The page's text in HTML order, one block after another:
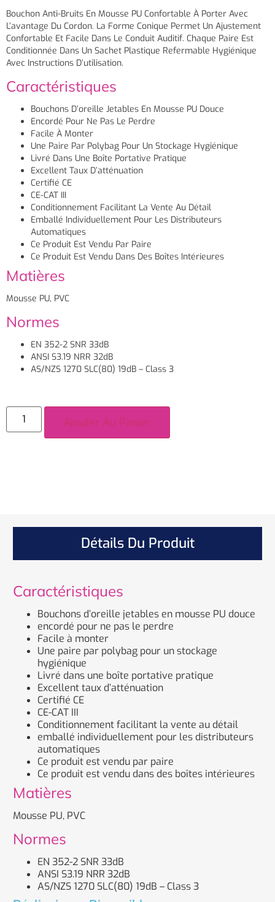
Bouchon Anti-Bruits En Mousse PU Confortable À Porter Avec
L’avantage Du Cordon. La Forme Conique Permet Un Ajustement
Confortable Et Facile Dans Le Conduit Auditif. Chaque Paire Est
Conditionnée Dans Un Sachet Plastique Refermable Hygiénique
Avec Instructions D’utilisation.
Caractéristiques
Bouchons D’oreille Jetables En Mousse PU Douce
Encordé Pour Ne Pas Le Perdre
Facile À Monter
Une Paire Par Polybag Pour Un Stockage Hygiénique
Livré Dans Une Boîte Portative Pratique
Excellent Taux D’atténuation
Certifié CE
CE-CAT III
Conditionnement Facilitant La Vente Au Détail
Emballé Individuellement Pour Les Distributeurs
Automatiques
Ce Produit Est Vendu Par Paire
Ce Produit Est Vendu Dans Des Boîtes Intérieures
Matières
Mousse PU, PVC
Normes
EN 352-2 SNR 33dB
ANSI S3.19 NRR 32dB
AS/NZS 1270 SLC(80) 19dB – Class 3
Ajouter Au Panier
Détails Du Produit
Caractéristiques
Bouchons d’oreille jetables en mousse PU douce
encordé pour ne pas le perdre
Facile à monter
Une paire par polybag pour un stockage
hygiénique
Livré dans une boîte portative pratique
Excellent taux d’atténuation
Certifié CE
CE-CAT III
Conditionnement facilitant la vente au détail
emballé individuellement pour les distributeurs
automatiques
Ce produit est vendu par paire
Ce produit est vendu dans des boîtes intérieures
Matières
Mousse PU, PVC
Normes
EN 352-2 SNR 33dB
ANSI S3.19 NRR 32dB
AS/NZS 1270 SLC(80) 19dB – Class 3